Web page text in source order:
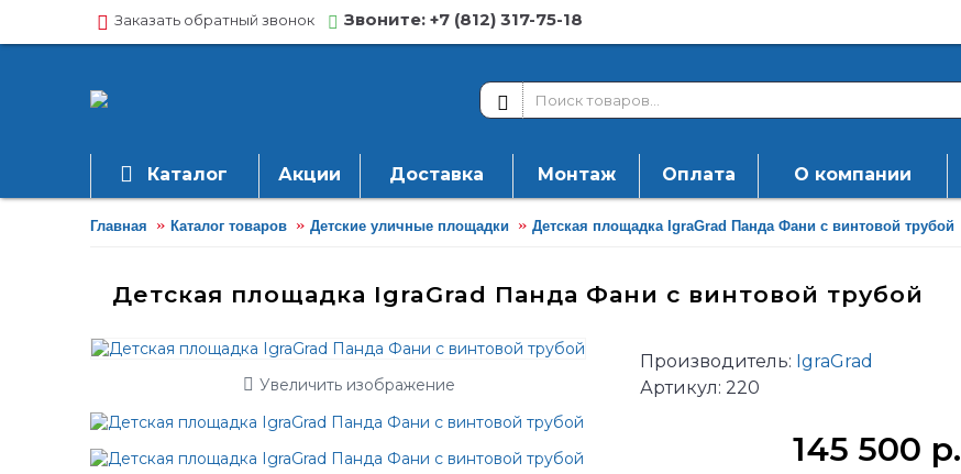
Заказать обратный звонок Звоните: +7 (812) 317-75-18
Каталог Акции Доставка Монтаж Оплата О компании
Главная Каталог товаров Детские уличные площадки Детская площадка IgraGrad Панда Фани с винтовой трубой
Детская площадка IgraGrad Панда Фани с винтовой трубой
Увеличить изображение
Производитель: IgraGrad
Артикул: 220
145 500 р.